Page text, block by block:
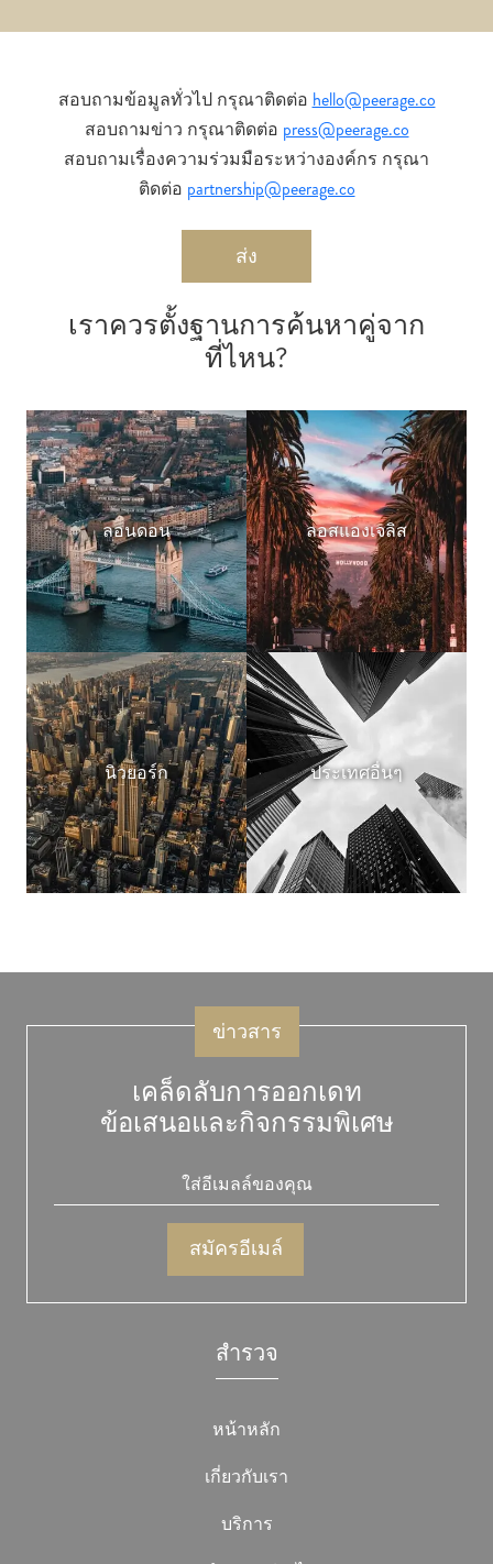
สอบถามข้อมูลทั่วไป กรุณาติดต่อ hello@peerage.co
สอบถามข่าว กรุณาติดต่อ press@peerage.co
สอบถามเรื่องความร่วมมือระหว่างองค์กร กรุณา
ติดต่อ partnership@peerage.co
ส่ง
เราควรตั้งฐานการค้นหาคู่จาก
ที่ไหน?
ลอนดอน ลอสแองเจลิส
นิวยอร์ก ประเทศอื่นๆ
ข่าวสาร
เคล็ดลับการออกเดท
ข้อเสนอและกิจกรรมพิเศษ
สำรวจ
หน้าหลัก
เกี่ยวกับเรา
บริการ